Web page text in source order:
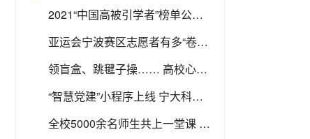
2021“中国高被引学者”榜单公布 宁波大学、宁波诺丁汉大学21位学者上榜
亚运会宁波赛区志愿者有多“卷” 形体、礼仪、体能、心理素养……要学的技能可真不少
领盲盒、跳毽子操…… 高校心理健康教育玩出新花样
“智慧党建”小程序上线 宁大科院基层党建 迈入数字化时代
全校5000余名师生共上一堂课 这所高校的“思政课”很燃很有料